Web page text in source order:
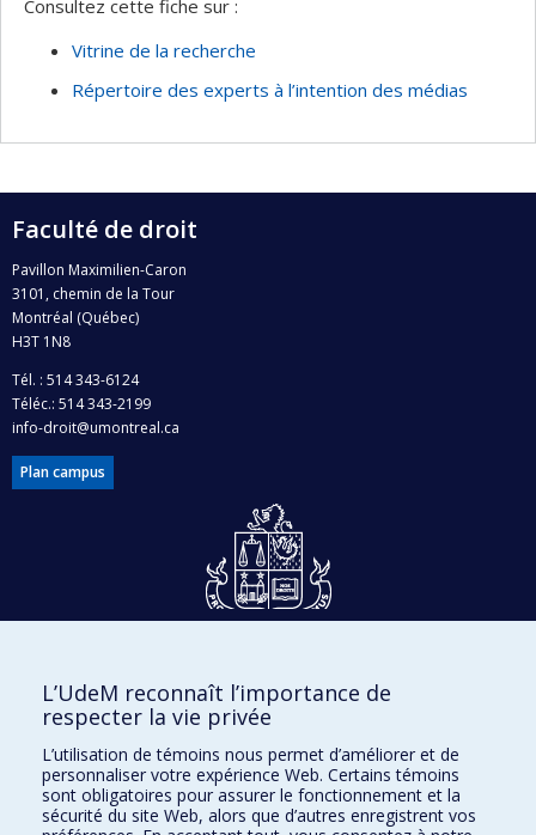
Consultez cette fiche sur :
Vitrine de la recherche
Répertoire des experts à l’intention des médias
Faculté de droit
Pavillon Maximilien-Caron
3101, chemin de la Tour
Montréal (Québec)
H3T 1N8
Tél. : 514 343-6124
Téléc.: 514 343-2199
info-droit@umontreal.ca
Plan campus
Accès protégé
Facebook|Twitter
LinkedIn|Instagram
L’UdeM reconnaît l’importance de
respecter la vie privée
L’utilisation de témoins nous permet d’améliorer et de
personnaliser votre expérience Web. Certains témoins
sont obligatoires pour assurer le fonctionnement et la
sécurité du site Web, alors que d’autres enregistrent vos